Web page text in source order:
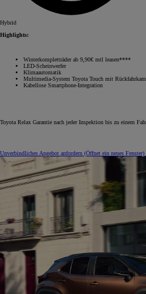
Hybrid
Highlights:
Winterkompletträder ab 9,90€ mtl leasen****
LED-Scheinwerfer
Klimaautomatik
Multimedia-System Toyota Touch mit
Kabellose Smartphone-Integration
Toyota Relax Garantie nach jeder Inspektion bis zu einem
Unverbindliches Angebot anfordern (Öffnet ein neues Fenster)